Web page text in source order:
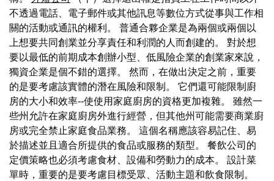
不透過電話、電子郵件或其他訊息等數位方式從事與工作相
關的活動或通訊的權利。 普通合夥企業是為兩個或兩個以
上想要共同創業並分享責任和利潤的人而創建的。 對於想
要以最低的前期成本創辦小型、低風險企業的創業家來說，
獨資企業是個不錯的選擇。 然而，在做出決定之前，重要
的是要考慮該實體的潛在風險和限制。 它們還可能限制廚
房的大小和效率--使使用家庭廚房的資格更加複雜。 雖然一
些州允許在家庭廚房外進行經營，但其他州可能需要商業廚
房或完全禁止家庭食品業務。 這個名稱應該容易記住、易
於描述並且適合所提供的食品或服務的類型。 餐飲公司的
定價策略也必須考慮食材、設備和勞動力的成本。 設計菜
單時，重要的是要考慮目標受眾、活動主題和飲食限制。